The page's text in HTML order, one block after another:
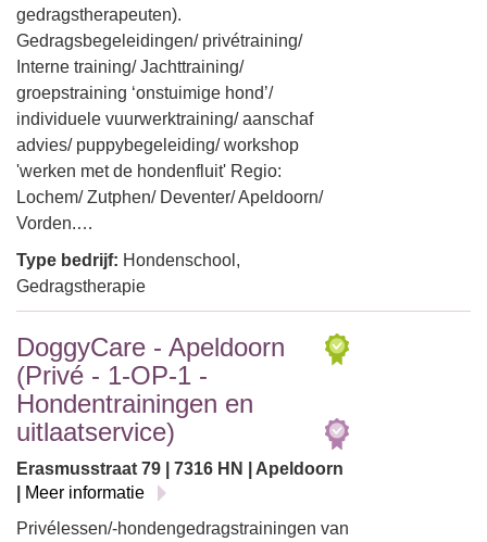
gedragstherapeuten).
Gedragsbegeleidingen/ privétraining/
Interne training/ Jachttraining/
groepstraining ‘onstuimige hond’/
individuele vuurwerktraining/ aanschaf
advies/ puppybegeleiding/ workshop
'werken met de hondenfluit' Regio:
Lochem/ Zutphen/ Deventer/ Apeldoorn/
Vorden.…
Type bedrijf: Hondenschool,
Gedragstherapie
DoggyCare - Apeldoorn
(Privé - 1-OP-1 -
Hondentrainingen en
uitlaatservice)
Erasmusstraat 79 | 7316 HN | Apeldoorn
Meer informatie
Privélessen/-hondengedragstrainingen van